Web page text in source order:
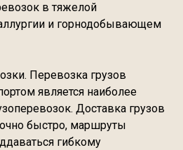
в тяжелой
и горнодобывающем
Перевозка грузов
является наиболее
Доставка грузов
быстро, маршруты
гибкому